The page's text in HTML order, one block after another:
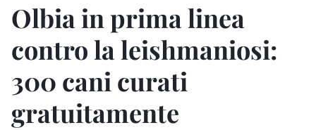
Olbia in prima linea
contro la leishmaniosi:
300 cani curati
gratuitamente